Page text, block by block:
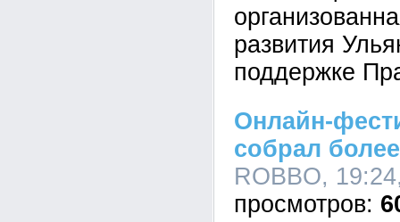
развития
поддержке
Онлайн-
собрал
ROBBO,